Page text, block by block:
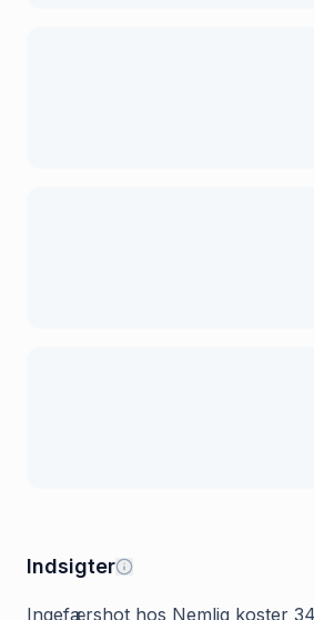
Indsigter
Ingefærshot hos Nemlig koster